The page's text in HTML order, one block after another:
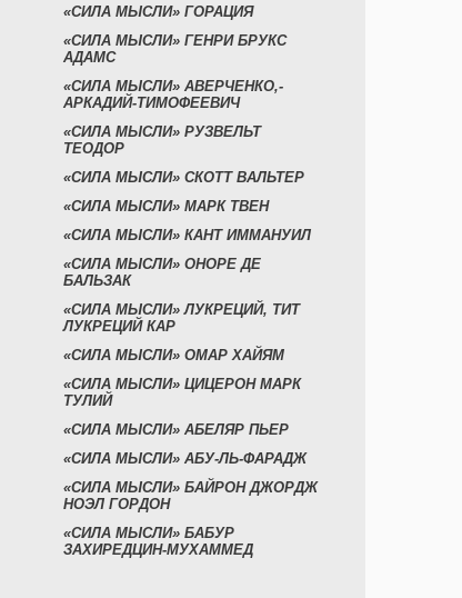
«СИЛА МЫСЛИ» ГОРАЦИЯ
«СИЛА МЫСЛИ» ГЕНРИ БРУКС
АДАМС
«СИЛА МЫСЛИ» АВЕРЧЕНКО,-
АРКАДИЙ-ТИМОФЕЕВИЧ
«СИЛА МЫСЛИ» РУЗВЕЛЬТ
ТЕОДОР
«СИЛА МЫСЛИ» СКОТТ ВАЛЬТЕР
«СИЛА МЫСЛИ» МАРК ТВЕН
«СИЛА МЫСЛИ» КАНТ ИММАНУИЛ
«СИЛА МЫСЛИ» ОНОРЕ ДЕ
БАЛЬЗАК
«СИЛА МЫСЛИ» ЛУКРЕЦИЙ, ТИТ
ЛУКРЕЦИЙ КАР
«СИЛА МЫСЛИ» ОМАР ХАЙЯМ
«СИЛА МЫСЛИ» ЦИЦЕРОН МАРК
ТУЛИЙ
«СИЛА МЫСЛИ» АБЕЛЯР ПЬЕР
«СИЛА МЫСЛИ» АБУ-ЛЬ-ФАРАДЖ
«СИЛА МЫСЛИ» БАЙРОН ДЖОРДЖ
НОЭЛ ГОРДОН
«СИЛА МЫСЛИ» БАБУР
ЗАХИРЕДЦИН-МУХАММЕД